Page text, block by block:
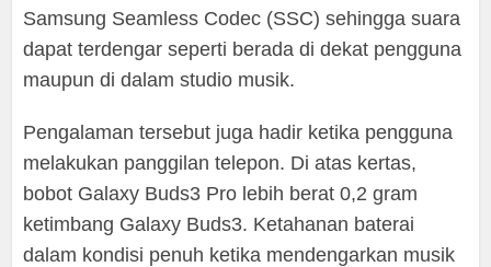
Samsung Seamless Codec (SSC) sehingga suara
dapat terdengar seperti berada di dekat pengguna
maupun di dalam studio musik.
Pengalaman tersebut juga hadir ketika pengguna
melakukan panggilan telepon. Di atas kertas,
bobot Galaxy Buds3 Pro lebih berat 0,2 gram
ketimbang Galaxy Buds3. Ketahanan baterai
dalam kondisi penuh ketika mendengarkan musik